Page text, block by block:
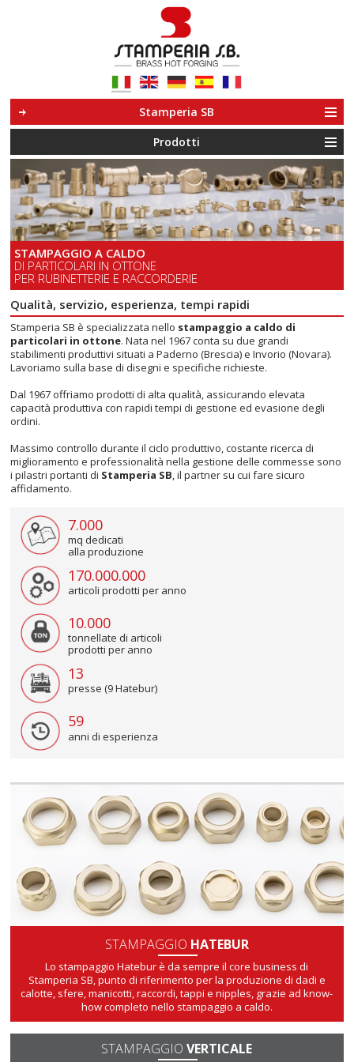
Stamperia SB
Prodotti
STAMPAGGIO A CALDO
DI PARTICOLARI IN OTTONE
PER RUBINETTERIE E RACCORDERIE
Qualità, servizio, esperienza, tempi rapidi
Stamperia SB è specializzata nello stampaggio a caldo di
particolari in ottone. Nata nel 1967 conta su due grandi
stabilimenti produttivi situati a Paderno (Brescia) e Invorio (Novara).
Lavoriamo sulla base di disegni e specifiche richieste.
Dal 1967 offriamo prodotti di alta qualità, assicurando elevata
capacità produttiva con rapidi tempi di gestione ed evasione degli
ordini.
Massimo controllo durante il ciclo produttivo, costante ricerca di
miglioramento e professionalità nella gestione delle commesse sono
i pilastri portanti di Stamperia SB, il partner su cui fare sicuro
affidamento.
7.000
mq dedicati
alla produzione
170.000.000
articoli prodotti per anno
10.000
tonnellate di articoli
prodotti per anno
13
presse (9 Hatebur)
59
anni di esperienza
STAMPAGGIO HATEBUR
Lo stampaggio Hatebur è da sempre il core business di
Stamperia SB, punto di riferimento per la produzione di dadi e
calotte, sfere, manicotti, raccordi, tappi e nipples, grazie ad know-
how completo nello stampaggio a caldo.
STAMPAGGIOVERTICALE
Informativa sulla raccolta
Le tue preferenze relative alla privacy